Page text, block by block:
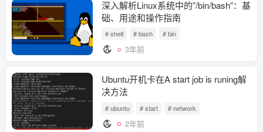
深入解析Linux系统中的”/bin/bash”：基
础、用途和操作指南
# shell # bash # bin
3年前
Ubuntu开机卡在A start job is runing解
决方法
# ubuntu # start # network
2年前